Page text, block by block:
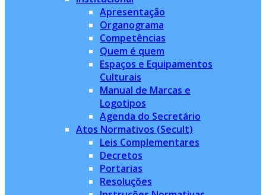
Apresentação
Organograma
Competências
Quem é quem
Espaços e Equipamentos
Culturais
Manual de Marcas e
Logotipos
Agenda do Secretário
Atos Normativos (Secult)
Leis Complementares
Decretos
Portarias
Resoluções